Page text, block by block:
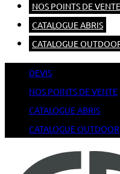
NOS POINTS DE VENTE
CATALOGUE ABRIS
CATALOGUE
DEVIS
NOS POINTS DE VENTE
CATALOGUE ABRIS
CATALOGUE OUTDOOR